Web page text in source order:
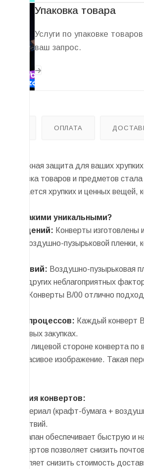
Упаковка товара
Услуги по упаковке
ваш запрос.
ОПЛАТА
надежная защита для ваших
доставка товаров и предметов
касается хрупких и ценных
B/00 такими уникальными?
Конверты изготовлены
воздушно-пузырьковой
Воздушно-пузырьковая
пыли и других неблагоприятных
Конверты B/00 отлично
процессов: Каждый конверт
оптовых закупках.
На лицевой стороне конверта
красивое изображение. Такая
конвертов:
материал (крафт-бумага +
клапан обеспечивает быструю и
конвертов позволяет снизить
позволяет снизить стоимость